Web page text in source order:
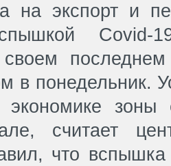
на экспорт и
в понедельник.
экономике зоны
считает
что